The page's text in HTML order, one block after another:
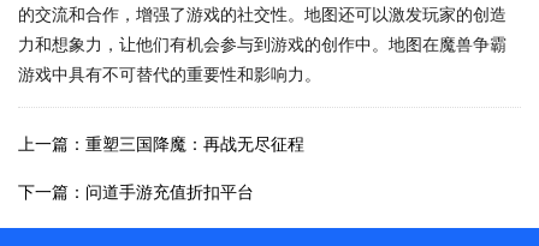
的交流和合作，增强了游戏的社交性。地图还可以激发玩家的创造
力和想象力，让他们有机会参与到游戏的创作中。地图在魔兽争霸
游戏中具有不可替代的重要性和影响力。
上一篇：重塑三国降魔：再战无尽征程
下一篇：问道手游充值折扣平台